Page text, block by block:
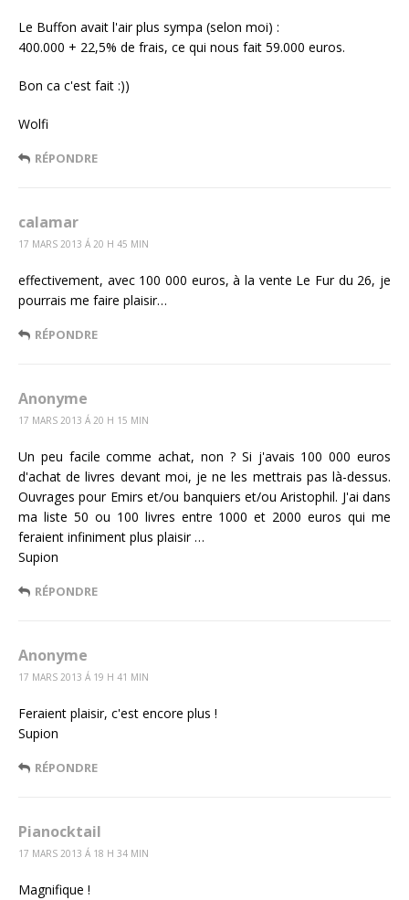
Le Buffon avait l'air plus sympa (selon moi) :
400.000 + 22,5% de frais, ce qui nous fait 59.000 euros.
Bon ca c'est fait :))
Wolfi
RÉPONDRE
calamar
17 MARS 2013 Á 20 H 45 MIN
effectivement, avec 100 000 euros, à la vente Le Fur du 26, je
pourrais me faire plaisir…
RÉPONDRE
Anonyme
17 MARS 2013 Á 20 H 15 MIN
Un peu facile comme achat, non ? Si j'avais 100 000 euros
d'achat de livres devant moi, je ne les mettrais pas là-dessus.
Ouvrages pour Emirs et/ou banquiers et/ou Aristophil. J'ai dans
ma liste 50 ou 100 livres entre 1000 et 2000 euros qui me
feraient infiniment plus plaisir …
Supion
RÉPONDRE
Anonyme
17 MARS 2013 Á 19 H 41 MIN
Feraient plaisir, c'est encore plus !
Supion
RÉPONDRE
Pianocktail
17 MARS 2013 Á 18 H 34 MIN
Magnifique !